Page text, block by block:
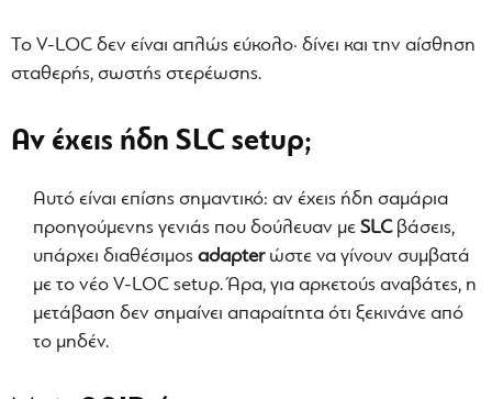
Το V-LOC δεν είναι απλώς εύκολο· δίνει και την αίσθηση
σταθερής, σωστής στερέωσης.
Αν έχεις ήδη SLC setup;
Αυτό είναι επίσης σημαντικό: αν έχεις ήδη σαμάρια
προηγούμενης γενιάς που δούλευαν με SLCβάσεις,
υπάρχει διαθέσιμος adapterώστε να γίνουν συμβατά
με το νέο V-LOC setup. Άρα, για αρκετούς αναβάτες, η
μετάβαση δεν σημαίνει απαραίτητα ότι ξεκινάνε από
το μηδέν.